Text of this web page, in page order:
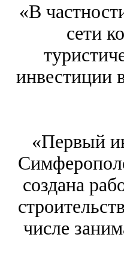
«В
сети
инвестиции
«Первый
создана
числе